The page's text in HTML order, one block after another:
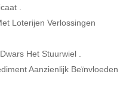
.
Loterijen Verlossingen
Het Stuurwiel .
Aanzienlijk Beïnvloeden